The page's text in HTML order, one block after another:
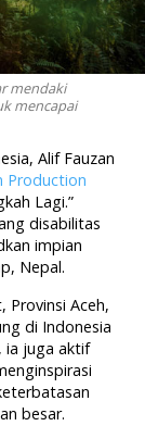
mendaki
mencapai
Alif Fauzan
Production
Lagi.”
disabilitas
impian
Nepal.
Provinsi Aceh,
di Indonesia
ia juga aktif
besar.